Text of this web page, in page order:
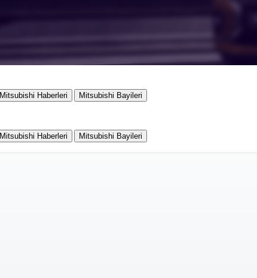
Mitsubishi Haberleri Mitsubishi Bayileri
Mitsubishi Haberleri Mitsubishi Bayileri